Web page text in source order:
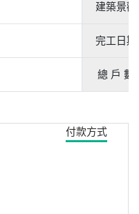
建築景觀
完工日期
總 戶 數
付款方式